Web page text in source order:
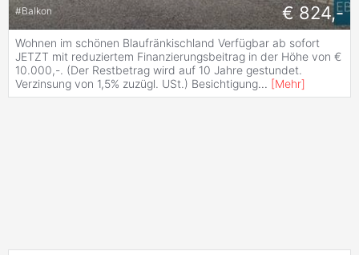
#Balkon € 824,-
Wohnen im schönen Blaufränkischland Verfügbar ab sofort
JETZT mit reduziertem Finanzierungsbeitrag in der Höhe von €
10.000,-. (Der Restbetrag wird auf 10 Jahre gestundet.
Verzinsung von 1,5% zuzügl. USt.) Besichtigung... [Mehr]